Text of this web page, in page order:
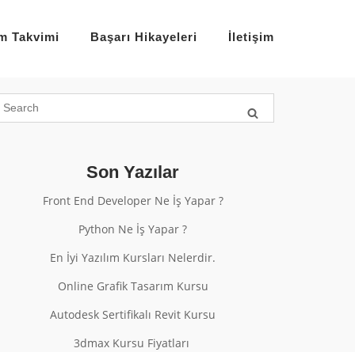
Takvimi Başarı Hikayeleri İletişim
Son Yazılar
Front End Developer Ne İş Yapar ?
Python Ne İş Yapar ?
En İyi Yazılım Kursları Nelerdir.
Online Grafik Tasarım Kursu
Autodesk Sertifikalı Revit Kursu
3dmax Kursu Fiyatları